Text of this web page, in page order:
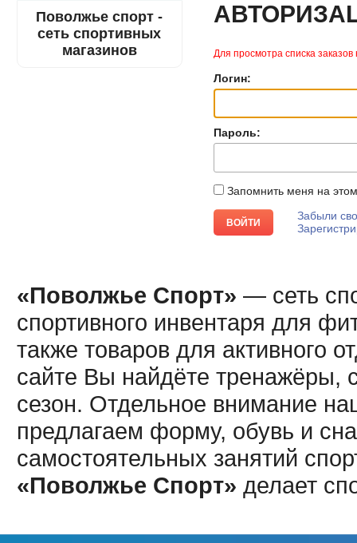
Поволжье спорт -
сеть спортивных
магазинов
Для просмотра списка
Логин:
Пароль:
Запомнить меня на
Забыли
«Поволжье Спорт» — сеть
спортивного инвентаря для
также товаров для активного
сайте Вы найдёте тренажёры,
сезон. Отдельное внимание
предлагаем форму, обувь и
самостоятельных занятий
«Поволжье Спорт» делает